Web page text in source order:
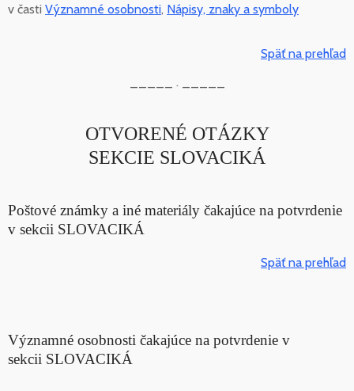
v časti Významné osobnosti, Nápisy, znaky a symboly
Späť na prehľad
_____ . _____
OTVORENÉ OTÁZKY
SEKCIE SLOVACIKÁ
Poštové známky a iné materiály čakajúce na potvrdenie
v sekcii SLOVACIKÁ
Späť na prehľad
Významné osobnosti čakajúce na potvrdenie v
sekcii SLOVACIKÁ